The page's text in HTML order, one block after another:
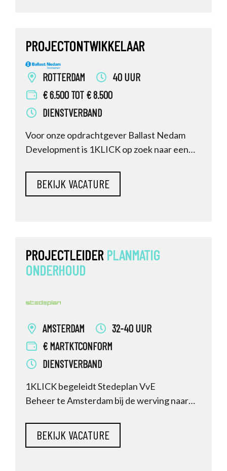
PROJECTONTWIKKELAAR
ROTTERDAM
40 UUR
€ 6.500 TOT € 8.500
DIENSTVERBAND
Voor onze opdrachtgever Ballast Nedam
Development is 1KLICK op zoek naar een
slag te gaan bij een toonaangevende
gebiedsontwikkelaar die zich richt op het
PROJECTLEIDER PLANMATIG
ONDERHOUD
AMSTERDAM
32-40 UUR
€ MARTKTCONFORM
DIENSTVERBAND
1KLICK begeleidt Stedeplan VvE
Beheer te Amsterdam bij de werving naar
je meer weten? Reageer dan direct.